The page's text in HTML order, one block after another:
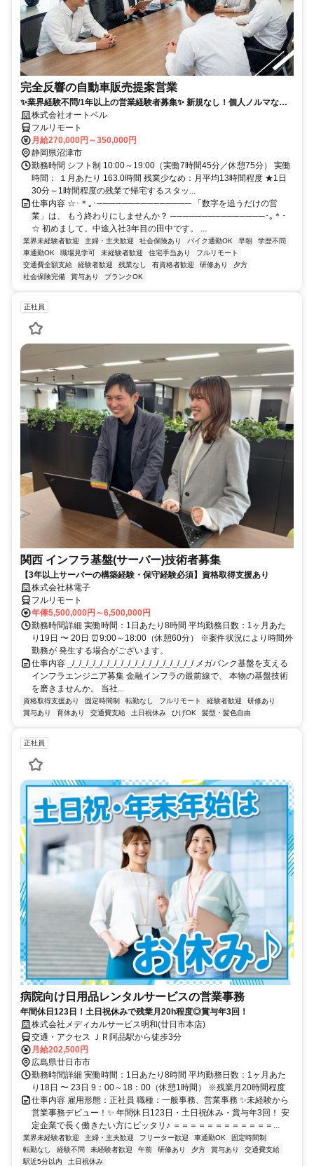
完全反響の自動車販売提案営業
✨業界経験不問/1年以上の営業経験者募集✨ 新規なし！個人ノルマな
し！残業も少なめでプライベートとの両立◎
株式会社オートベル
フルリモート
月給270,000円～350,000円
静岡県沼津市
勤務時間 シフト制 10:00～19:00（実働7時間45分／休憩75分） 実働
時間： １月あたり 163.0時間 残業少なめ：月平均13時間程度 ★1日
30分～1時間程度の残業で帰宅するスタッ...
仕事内容 ☆･＊｡･─────────────── 「数字を追うだけの営
業」は、 もう終わりにしませんか？ ───────────────･｡＊･
☆ 初めまして。中途入社3年目の田中です。 ...
業界未経験者歓迎 主婦・主夫歓迎 社会保険あり バイク通勤OK 早朝
学歴不問
車通勤OK
職場見学可 未経験者歓迎 住宅手当あり
フルリモート
交通費全額支給
経験者歓迎 残業なし 有資格者歓迎 研修あり
夕方
社会保険完備
賞与あり ブランクOK
正社員
関西 インフラ基盤(サーバー)技術者募集
【3年以上サーバーの構築経験・保守経験必須】資格取得支援あり
株式会社林電子
フルリモート
年俸5,500,000円～6,500,000円
勤務時間詳細 実働時間：1日あたり8時間 平均勤務日数：1ヶ月あた
り19日 〜 20日 ⏰9:00～18:00（休憩60分） ※案件状況により時間外
勤務が 発生する場合がございます。
仕事内容 _/_/_/_/_/_/_/_/_/_/_/_/_/_/_/_/_/_/ メガバンク基盤を支える
インフラエンジニア募集 金融インフラの最前線で、 本物の基盤技術
を磨きませんか。 当社...
資格取得支援あり 固定時間制 転勤なし フルリモート 経験者歓迎
研修あり
賞与あり
育休あり 交通費支給 土日祝休み ひげOK 髪型・髪色自由
正社員
病院向け日用品レンタルサービスの営業事務
年間休日123日！土日祝休みで残業月20h程度◎賞与年3回！
株式会社メディカルサービス明和(廿日市本店)
交通・アクセス ＪＲ阿品駅から徒歩3分
月給202,500円
広島県廿日市市
勤務時間詳細 実働時間：1日あたり8時間 平均勤務日数：1ヶ月あた
り18日 〜 23日 9：00～18：00（休憩1時間） ※残業月20時間程度
仕事内容 雇用形態：正社員 職種：一般事務、営業事務 ✨未経験から
営業事務デビュー！✨ 年間休日123日・土日祝休み・賞与年3回！ 安
定企業で長く働きたい方にピッタリ♪ ＝＝＝＝＝＝＝＝＝＝＝＝...
業界未経験者歓迎 主婦・主夫歓迎 フリーター歓迎 車通勤OK
固定時間制
転勤なし
経験不問 未経験者歓迎 午前 研修あり 夕方 賞与あり
交通費支給
駅近5分以内
土日祝休み